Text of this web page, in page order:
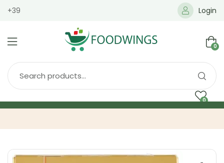
+39 Login
0
0